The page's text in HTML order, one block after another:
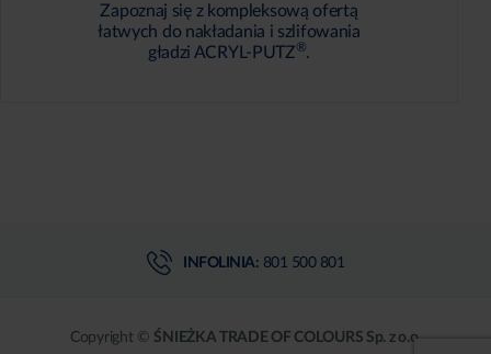
Zapoznaj się z kompleksową ofertą
łatwych do nakładania i szlifowania
gładzi ACRYL-PUTZ®.
INFOLINIA: 801 500 801
Copyright © ŚNIEŻKA TRADE OF COLOURS Sp. z o.o.